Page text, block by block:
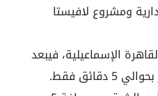
ومشروع لافيستا
الإسماعيلية، فيبعد
فقط.